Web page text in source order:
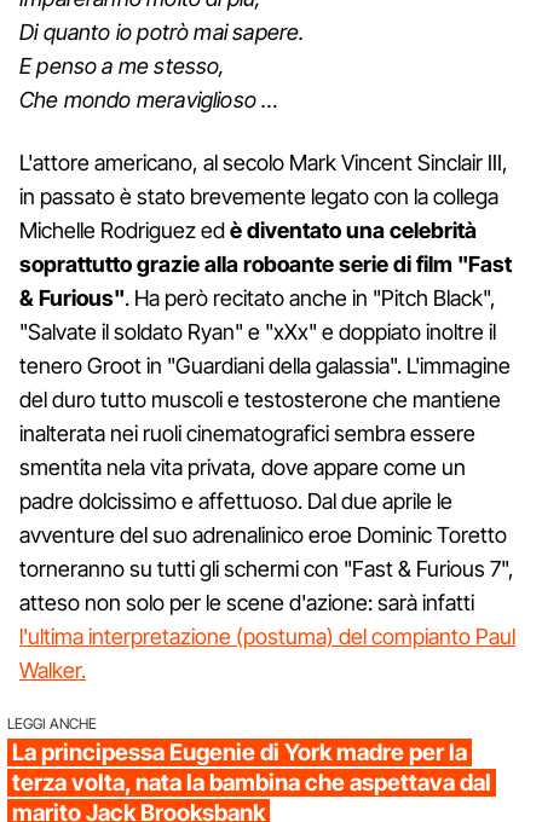
Di quanto io potrò mai sapere.
E penso a me stesso,
Che mondo meraviglioso…
L'attore americano, al secolo Mark Vincent Sinclair III,
in passato è stato brevemente legato con la collega
Michelle Rodriguez edè diventato una celebrità
soprattutto grazie alla roboante serie di film "Fast
& Furious". Ha però recitato anche in "Pitch Black",
"Salvate il soldato Ryan" e "xXx" e doppiato inoltre il
tenero Groot in "Guardiani della galassia". L'immagine
del duro tutto muscoli e testosterone che mantiene
inalterata nei ruoli cinematografici sembra essere
smentita nela vita privata, dove appare come un
padre dolcissimo e affettuoso. Dal due aprile le
avventure del suo adrenalinico eroe Dominic Toretto
torneranno su tutti gli schermi con "Fast & Furious 7",
atteso non solo per le scene d'azione: sarà infatti
l'ultima interpretazione (postuma) del compianto Paul
Walker.
LEGGI ANCHE
La principessa Eugenie di York madre per la
terza volta, nata la bambina che aspettava dal
marito Jack Brooksbank